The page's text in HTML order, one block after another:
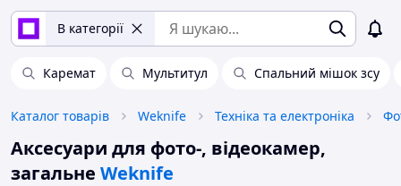
В категорії
Каремат Мультитул Спальний мішок зсу
Каталог товарів Weknife Техніка та електроніка
Аксесуари для фото-, відеокамер,
загальне Weknife